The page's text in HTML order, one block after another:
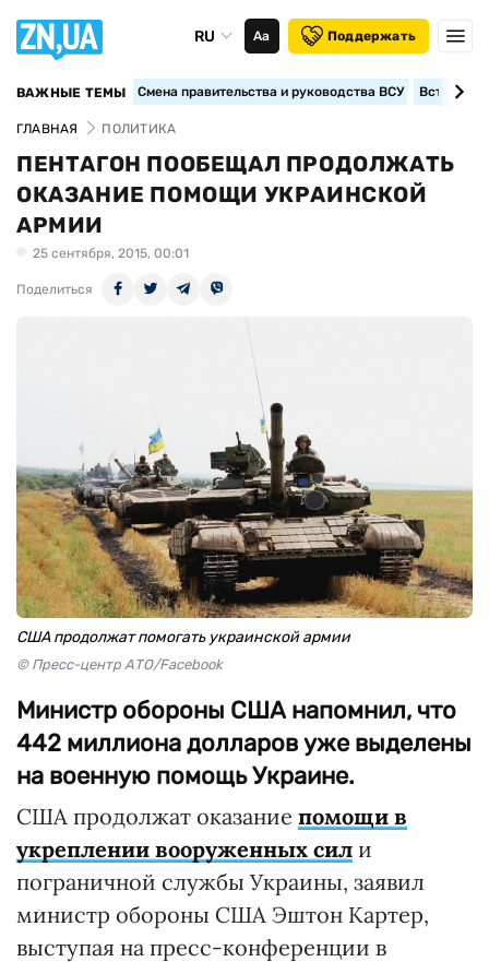
RU Аа Поддержать
ВАЖНЫЕ ТЕМЫ Смена правительства и руководства ВСУ
ГЛАВНАЯ ПОЛИТИКА
ПЕНТАГОН ПООБЕЩАЛ ПРОДОЛЖАТЬ
ОКАЗАНИЕ ПОМОЩИ УКРАИНСКОЙ
АРМИИ
25 сентября, 2015, 00:01
Поделиться
США продолжат помогать украинской армии
© Пресс-центр АТО/Facebook
Министр обороны США напомнил, что
442 миллиона долларов уже выделены
на военную помощь Украине.
США продолжат оказание помощи в
укреплении вооруженных сил и
пограничной службы Украины, заявил
министр обороны США Эштон Картер,
выступая на пресс-конференции в